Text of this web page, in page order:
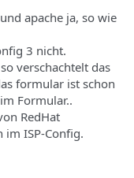
apache ja, so wie
3 nicht.
verschachtelt das
formular ist schon
Formular..
RedHat
im ISP-Config.